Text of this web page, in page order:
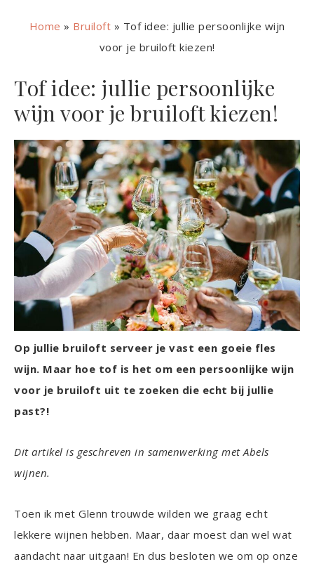
Home » Bruiloft » Tof idee: jullie persoonlijke wijn
voor je bruiloft kiezen!
Tof idee: jullie persoonlijke
wijn voor je bruiloft kiezen!
Op jullie bruiloft serveer je vast een goeie fles
wijn. Maar hoe tof is het om een persoonlijke wijn
voor je bruiloft uit te zoeken die echt bij jullie
past?!
Dit artikel is geschreven in samenwerking met Abels
wijnen.
Toen ik met Glenn trouwde wilden we graag echt
lekkere wijnen hebben. Maar, daar moest dan wel wat
aandacht naar uitgaan! En dus besloten we om op onze